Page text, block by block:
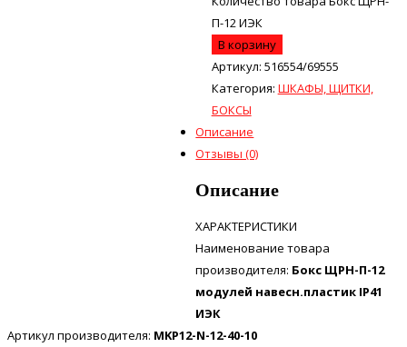
П-12 ИЭК
В корзину
Артикул: 516554/69555
Категория: ШКАФЫ, ЩИТКИ,
БОКСЫ
Описание
Отзывы (0)
Описание
ХАРАКТЕРИСТИКИ
Наименование товара
производителя: Бокс ЩРН-П-12
модулей навесн.пластик IP41
ИЭК
Артикул производителя: MKP12-N-12-40-10